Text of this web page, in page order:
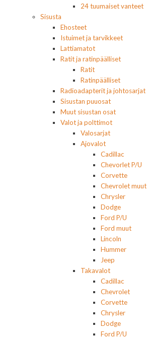
24 tuumaiset vanteet
Sisusta
Ehosteet
Istuimet ja tarvikkeet
Lattiamatot
Ratit ja ratinpäälliset
Ratit
Ratinpäälliset
Radioadapterit ja johtosarjat
Sisustan puuosat
Muut sisustan osat
Valot ja polttimot
Valosarjat
Ajovalot
Cadillac
Chevorlet P/U
Corvette
Chevrolet muut
Chrysler
Dodge
Ford P/U
Ford muut
Lincoln
Hummer
Jeep
Takavalot
Cadillac
Chevrolet
Corvette
Chrysler
Dodge
Ford P/U